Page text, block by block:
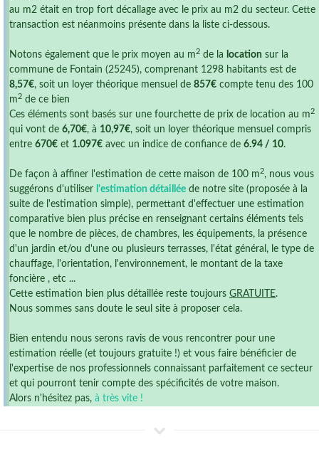
au m2 était en trop fort décallage avec le prix au m2 du secteur. Cette
transaction est néanmoins présente dans la liste ci-dessous.
Notons également que le prix moyen au m 2 de la location sur la
commune de Fontain (25245), comprenant 1298 habitants est de
8,57€, soit un loyer théorique mensuel de 857€ compte tenu des 100
m 2 de ce bien
Ces éléments sont basés sur une fourchette de prix de location au m 2
qui vont de 6,70€, à 10,97€, soit un loyer théorique mensuel compris
entre 670€ et 1.097€ avec un indice de confiance de 6.94 / 10.
De façon à affiner l'estimation de cette maison de 100 m 2, nous vous
suggérons d'utiliser l'estimation détaillée de notre site (proposée à la
suite de l'estimation simple), permettant d'effectuer une estimation
comparative bien plus précise en renseignant certains éléments tels
que le nombre de pièces, de chambres, les équipements, la présence
d'un jardin et/ou d'une ou plusieurs terrasses, l'état général, le type de
chauffage, l'orientation, l'environnement, le montant de la taxe
foncière , etc ...
Cette estimation bien plus détaillée reste toujours GRATUITE.
Nous sommes sans doute le seul site à proposer cela.
Bien entendu nous serons ravis de vous rencontrer pour une
estimation réelle (et toujours gratuite !) et vous faire bénéficier de
l'expertise de nos professionnels connaissant parfaitement ce secteur
et qui pourront tenir compte des spécificités de votre maison.
Alors n'hésitez pas, à très vite !